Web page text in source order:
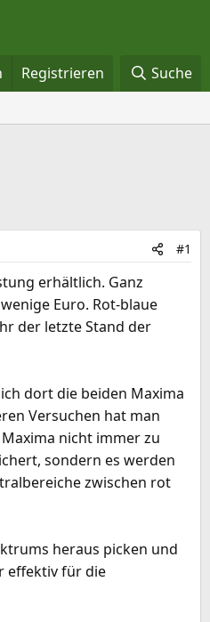
Registrieren Suche
#1
erhältlich. Ganz
Euro. Rot-blaue
der letzte Stand der
dort die beiden Maxima
Versuchen hat man
nicht immer zu
sondern es werden
zwischen rot
heraus picken und
effektiv für die